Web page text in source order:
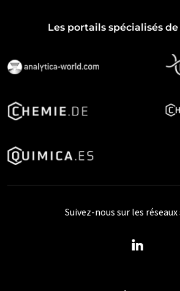
Les portails spécialisés de
Suivez-nous sur les réseaux